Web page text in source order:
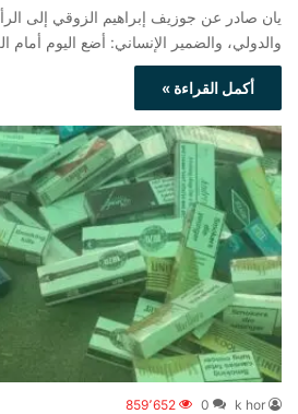
يان صادر عن جوزيف إبراهيم الزوقي إلى
والدولي، والضمير الإنساني: ​أضع اليوم أمام
أكمل القراءة »
k hor
0 859٬652